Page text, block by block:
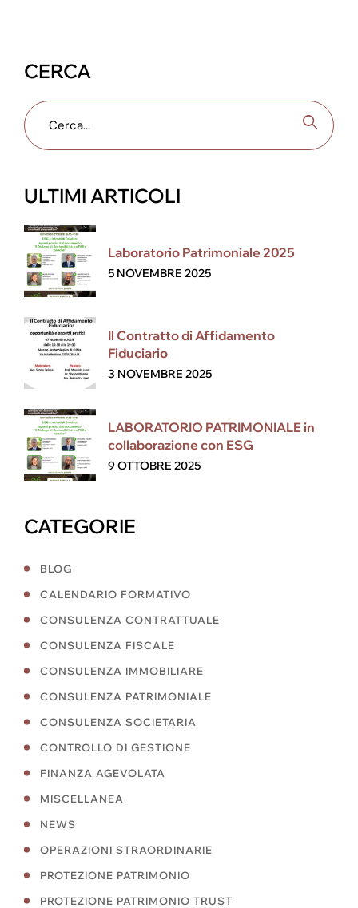
CERCA
ULTIMI ARTICOLI
Laboratorio Patrimoniale 2025
5 NOVEMBRE 2025
Il Contratto di Affidamento
Fiduciario
3 NOVEMBRE 2025
LABORATORIO PATRIMONIALE in
collaborazione con ESG
9 OTTOBRE 2025
CATEGORIE
BLOG
CALENDARIO FORMATIVO
CONSULENZA CONTRATTUALE
CONSULENZA FISCALE
CONSULENZA IMMOBILIARE
CONSULENZA PATRIMONIALE
CONSULENZA SOCIETARIA
CONTROLLO DI GESTIONE
FINANZA AGEVOLATA
MISCELLANEA
NEWS
OPERAZIONI STRAORDINARIE
PROTEZIONE PATRIMONIO
PROTEZIONE PATRIMONIO TRUST